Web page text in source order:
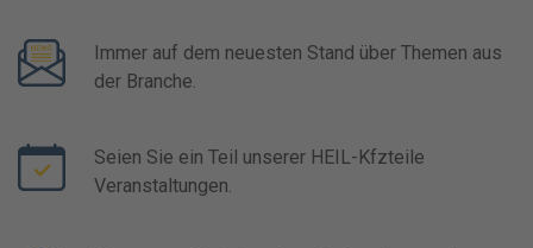
Immer auf dem neuesten Stand über Themen aus
der Branche.
Seien Sie ein Teil unserer HEIL-Kfzteile
Veranstaltungen.